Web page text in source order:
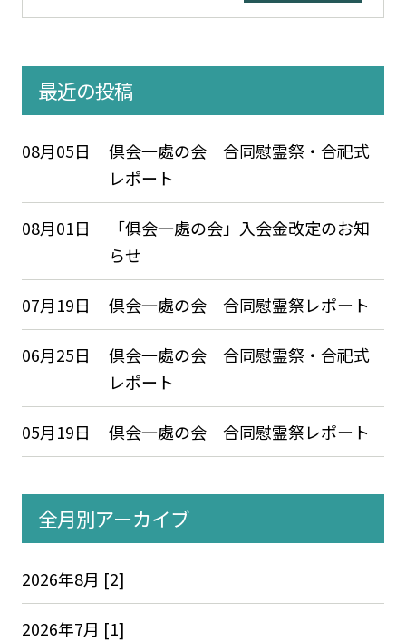
最近の投稿
08月05日
倶会一處の会 合同慰霊祭・合祀式
レポート
08月01日
「俱会一處の会」入会金改定のお知
らせ
07月19日 倶会一處の会 合同慰霊祭レポート
06月25日
倶会一處の会 合同慰霊祭・合祀式
レポート
05月19日 倶会一處の会 合同慰霊祭レポート
全月別アーカイブ
2026年8月 [2]
2026年7月 [1]